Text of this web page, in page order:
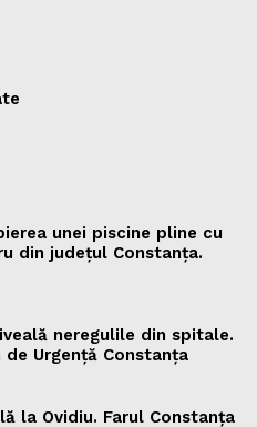
unei piscine pline cu
din județul Constanța.
neregulile din spitale.
Urgență Constanța
la Ovidiu. Farul Constanța